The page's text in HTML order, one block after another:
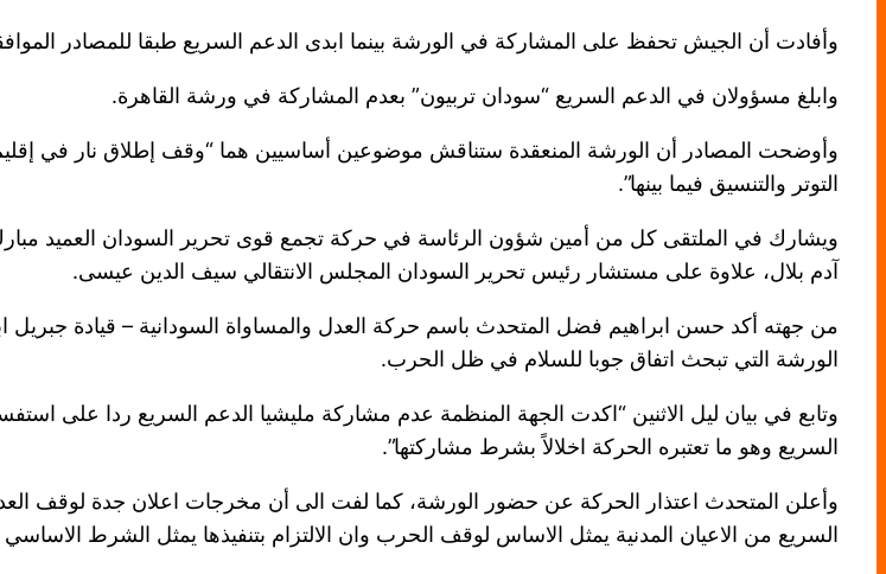
وأفادت أن الجيش تحفظ على المشاركة في الورشة بينما ابدى الدعم السريع طبقا للمصادر
وابلغ مسؤولان في الدعم السريع “سودان تربيون” بعدم المشاركة في ورشة القاهرة.
وأوضحت المصادر أن الورشة المنعقدة ستناقش موضوعين أساسيين هما “وقف إطلاق نار في
التوتر والتنسيق فيما بينها”.
ويشارك في الملتقى كل من أمين شؤون الرئاسة في حركة تجمع قوى تحرير السودان العميد
آدم بلال، علاوة على مستشار رئيس تحرير السودان المجلس الانتقالي سيف الدين عيسى.
من جهته أكد حسن ابراهيم فضل المتحدث باسم حركة العدل والمساواة السودانية – قيادة
الورشة التي تبحث اتفاق جوبا للسلام في ظل الحرب.
وتابع في بيان ليل الاثنين “اكدت الجهة المنظمة عدم مشاركة مليشيا الدعم السريع ردا على
السريع وهو ما تعتبره الحركة اخلالاً بشرط مشاركتها”.
وأعلن المتحدث اعتذار الحركة عن حضور الورشة، كما لفت الى أن مخرجات اعلان جدة لوقف
السريع من الاعيان المدنية يمثل الاساس لوقف الحرب وان الالتزام بتنفيذها يمثل الشرط